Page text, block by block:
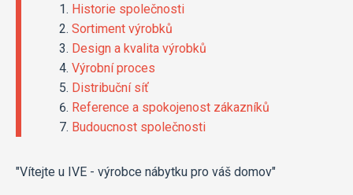
Historie společnosti
Sortiment výrobků
Design a kvalita výrobků
Výrobní proces
Distribuční síť
Reference a spokojenost zákazníků
Budoucnost společnosti
"Vítejte u IVE - výrobce nábytku pro váš domov"